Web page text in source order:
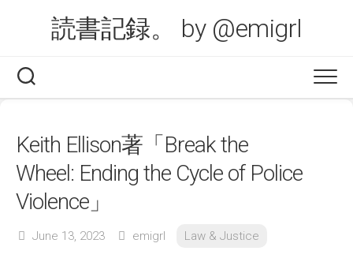
読書記録。 by @emigrl
Keith Ellison著「Break the
Wheel: Ending the Cycle of Police
Violence」
June 13, 2023 emigrl Law & Justice